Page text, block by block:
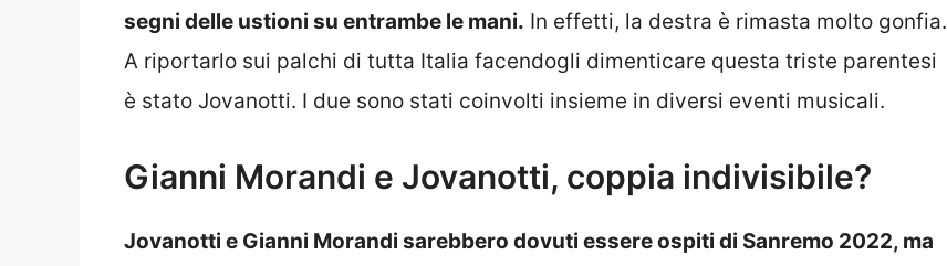
segni delle ustioni su entrambe le mani. In effetti, la destra è rimasta molto gonfia.
A riportarlo sui palchi di tutta Italia facendogli dimenticare questa triste parentesi
è stato Jovanotti. I due sono stati coinvolti insieme in diversi eventi musicali.
Gianni Morandi e Jovanotti, coppia indivisibile?
Jovanotti e Gianni Morandi sarebbero dovuti essere ospiti di Sanremo 2022, ma